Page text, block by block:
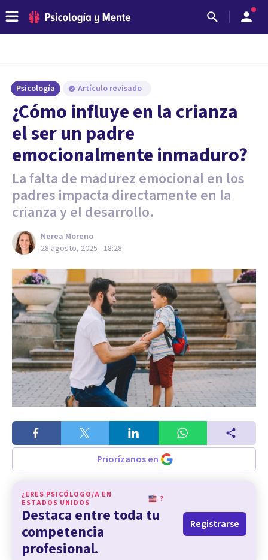
Psicología Artículo revisado
¿Cómo influye en la crianza
el ser un padre
emocionalmente inmaduro?
La falta de madurez emocional en los
padres impacta directamente en la
crianza y el desarrollo.
Nerea Moreno
28 agosto, 2025 - 18:28
Priorízanos en
¿ERES PSICÓLOGO/A EN
ESTADOS UNIDOS
?
Destaca entre toda tu
competencia
profesional.
Registrarse